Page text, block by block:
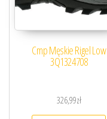
Cmp Męskie Rigel Low
3Q1324708
326,99zł